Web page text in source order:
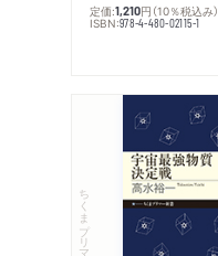
定価:1,210円 （10％税込み）
ISBN:978-4-480-02115-1
ちくまプリマー新書